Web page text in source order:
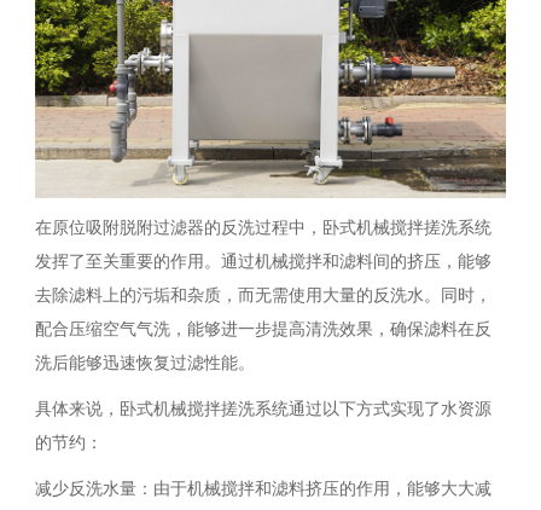
在原位吸附脱附过滤器的反洗过程中，卧式机械搅拌搓洗系统
发挥了至关重要的作用。通过机械搅拌和滤料间的挤压，能够
去除滤料上的污垢和杂质，而无需使用大量的反洗水。同时，
配合压缩空气气洗，能够进一步提高清洗效果，确保滤料在反
洗后能够迅速恢复过滤性能。
具体来说，卧式机械搅拌搓洗系统通过以下方式实现了水资源
的节约：
减少反洗水量：由于机械搅拌和滤料挤压的作用，能够大大减